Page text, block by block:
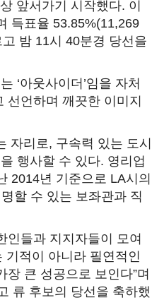
앞서가기 시작했다. 이
득표율 53.85%(11,269
밤 11시 40분경 당선을
‘아웃사이더’임을 자처
언하며 깨끗한 이미지
자리로, 구속력 있는 도시
행사할 수 있다. 영리업
2014년 기준으로 LA시의
할 수 있는 보좌관과 직
인들과 지지자들이 모여
기적이 아니라 필연적인
큰 성공으로 보인다”며
류 후보의 당선을 축하했